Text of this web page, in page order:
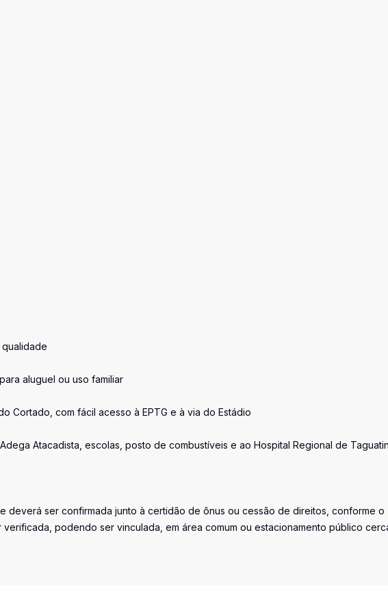
aluguel ou uso familiar
Cortado, com fácil acesso à EPTG e à via do Estádio
Atacadista, escolas, posto de combustíveis e ao Hospital Regional de
deverá ser confirmada junto à certidão de ônus ou cessão de direitos, conforme o
podendo ser vinculada, em área comum ou estacionamento público